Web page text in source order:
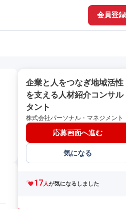
会員登録
企業と人をつなぎ地域活性
を支える人材紹介コンサル
タント
株式会社パーソナル・マネジメント
応募画面へ進む
気になる
17人が気になるしました